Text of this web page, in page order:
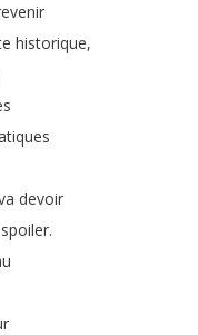
historique,
devoir
spoiler.